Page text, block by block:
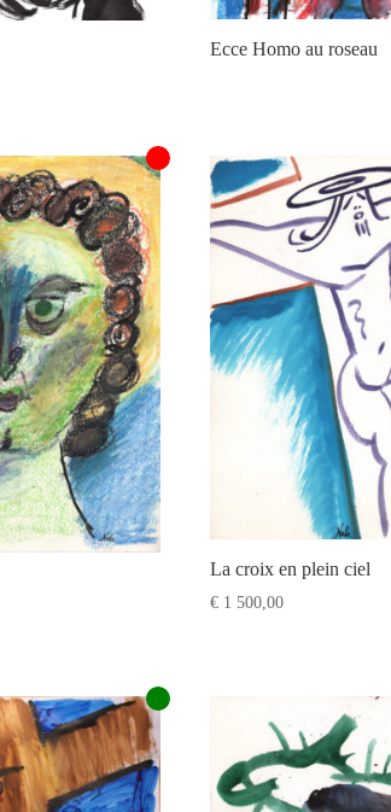
Ecce Homo au roseau
La croix en plein ciel
€ 1 500,00